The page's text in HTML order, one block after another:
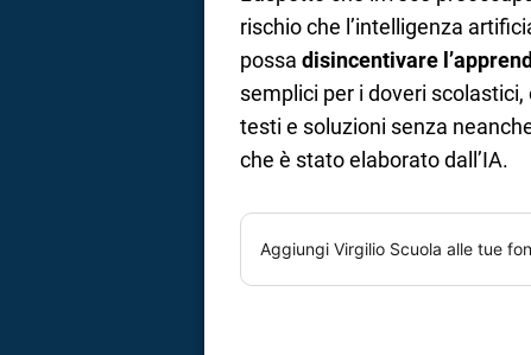
rischio che l’intelligenza
possa disincentivare
semplici per i doveri
testi e soluzioni senza
che è stato elaborato dall’IA.
Aggiungi Virgilio Scuola alle tue